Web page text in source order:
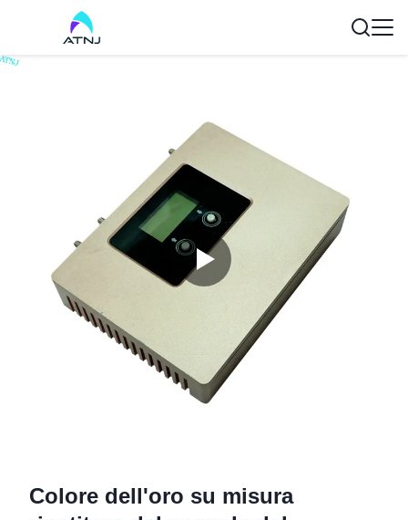
Colore dell'oro su misura